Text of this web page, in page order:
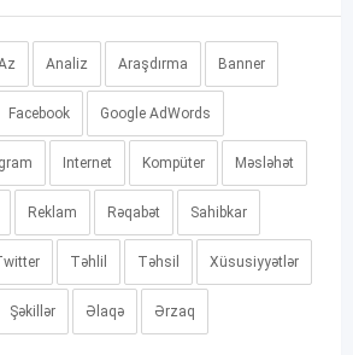
Analiz Araşdırma Banner
Facebook Google AdWords
Internet Kompüter Məsləhət
Reklam Rəqabət Sahibkar
Təhlil Təhsil Xüsusiyyətlər
Şəkillər Əlaqə Ərzaq